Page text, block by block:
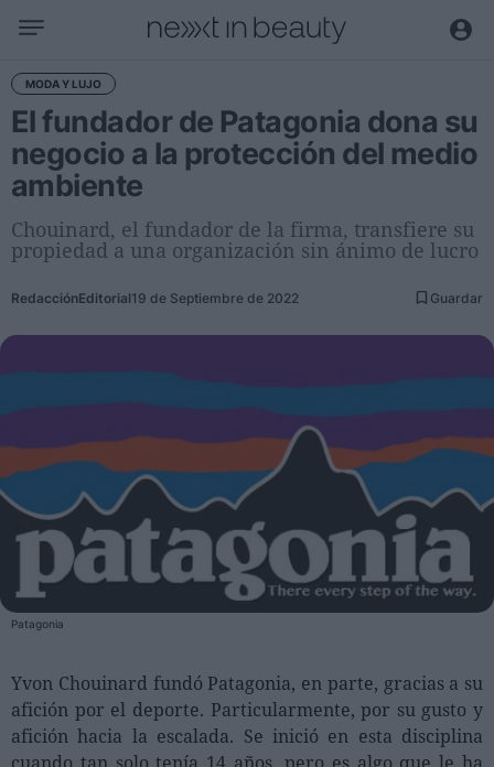
Negocio
Editorial
Actualidad
Economía y sector
Nombramientos
Entrevistas a directivos
Tendencias
Digitalización
Sostenibilidad
Personas
Moda y Lujo
Lanzamientos
Estética
MODA Y LUJO
El fundador de Patagonia dona su
negocio a la protección del medio
ambiente
Chouinard, el fundador de la firma, transfiere su
propiedad a una organización sin ánimo de lucro
RedacciónEditorial19 de Septiembre de 2022 Guardar
Patagonia
Yvon Chouinard fundó Patagonia, en parte, gracias a su
afición por el deporte. Particularmente, por su gusto y
afición hacia la escalada. Se inició en esta disciplina